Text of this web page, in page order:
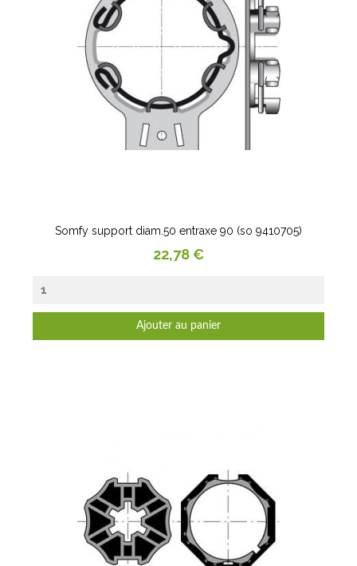
Somfy support diam.50 entraxe 90 (so 9410705)
Prix
22,78 €
Ajouter au panier